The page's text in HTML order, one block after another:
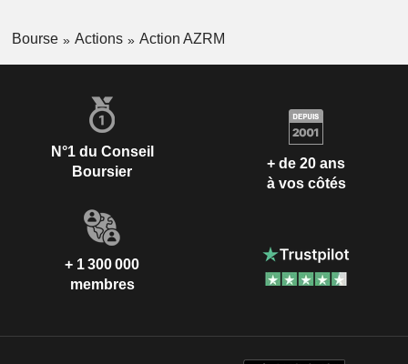
Bourse Actions Action AZRM
N°1 du Conseil
Boursier
+ de 20 ans
à vos côtés
+ 1 300 000
membres